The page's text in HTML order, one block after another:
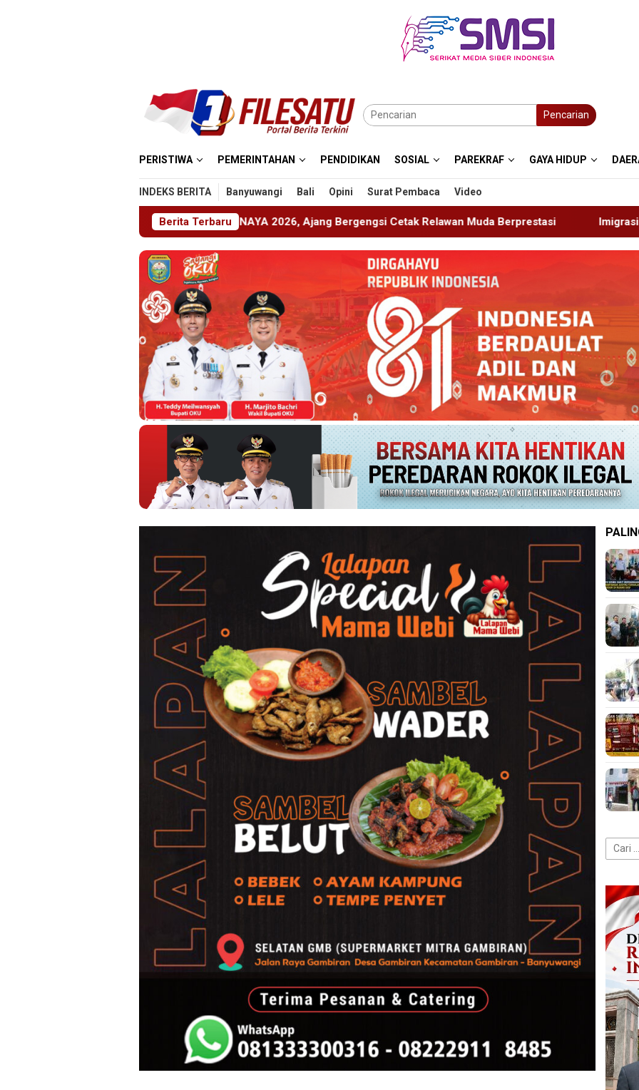
Pencarian
PERISTIWA PEMERINTAHAN PENDIDIKAN SOSIAL PAREKRAF GAYA HIDUP
INDEKS BERITA Banyuwangi Bali Opini Surat Pembaca Video
Berita Terbaru
Jember Gelar ABHINAYA 2026, Ajang Bergengsi Cetak Relawan Muda Berprestasi Imigrasi Ponorogo Deportasi Satu
Cari
untuk: